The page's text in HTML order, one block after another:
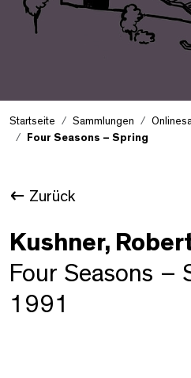
Startseite Sammlungen
Four Seasons – Spring
Zurück
Kushner,
Four Seasons –
1991